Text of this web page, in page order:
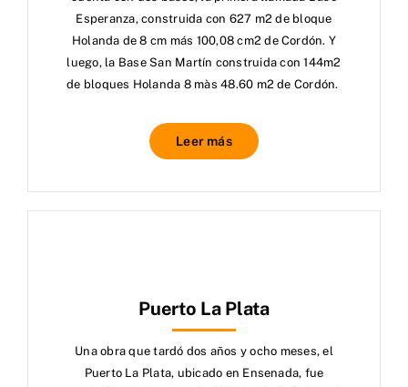
Esperanza, construida con 627 m2 de bloque
Holanda de 8 cm más 100,08 cm2 de Cordón. Y
luego, la Base San Martín construida con 144m2
de bloques Holanda 8 màs 48.60 m2 de Cordón.
Leer más
Puerto La Plata
Una obra que tardó dos años y ocho meses, el
Puerto La Plata, ubicado en Ensenada, fue